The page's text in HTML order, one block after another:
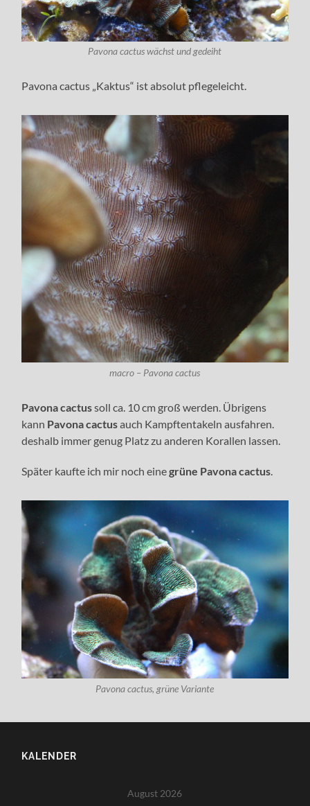
Pavona cactus wächst und gedeiht
Pavona cactus „Kaktus“ ist absolut pflegeleicht.
macro – Pavona cactus
Pavona cactussoll ca. 10 cm groß werden. Übrigens
kann Pavona cactusauch Kampftentakeln ausfahren.
deshalb immer genug Platz zu anderen Korallen lassen.
Später kaufte ich mir noch einegrüne Pavona cactus
Pavona cactus, grüne Variante
KALENDER
August 2026